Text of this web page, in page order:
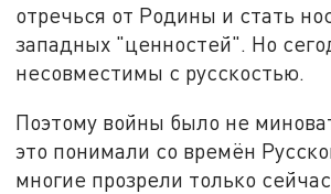
отречься от Родины и стать
западных "ценностей". Но
несовместимы с русскостью.
Поэтому войны было не
это понимали со времён
многие прозрели только